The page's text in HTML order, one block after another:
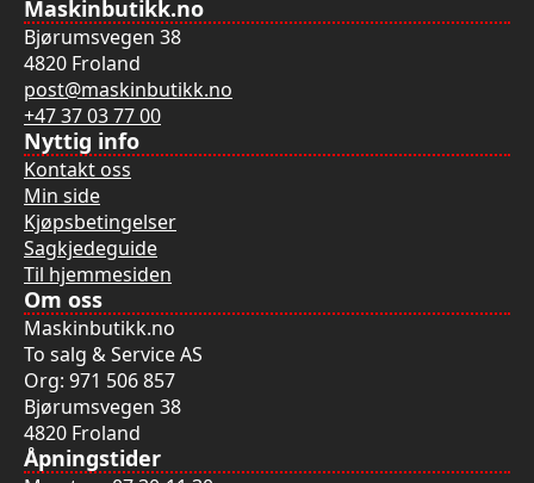
Maskinbutikk.no
Bjørumsvegen 38
4820 Froland
post@maskinbutikk.no
+47 37 03 77 00
Nyttig info
Kontakt oss
Min side
Kjøpsbetingelser
Sagkjedeguide
Til hjemmesiden
Om oss
Maskinbutikk.no
To salg & Service AS
Org: 971 506 857
Bjørumsvegen 38
4820 Froland
Åpningstider